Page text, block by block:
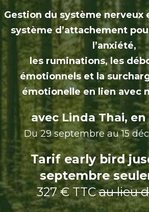
Gestion du système nerveux
système d’attachement
l’anxiété,
les ruminations, les
émotionnels et la
émotionelle en lien avec
avec Linda Thai,
Du 29 septembre au 15
Tarif early bird
septembre
327 € TTCau lieu